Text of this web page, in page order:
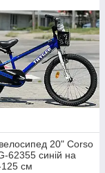
20" Corso
62355 синій на
125 см